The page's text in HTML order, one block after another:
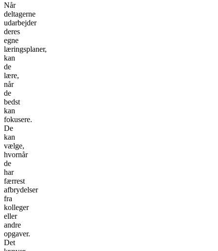
Når
deltagerne
udarbejder
deres
egne
læringsplaner,
kan
de
lære,
når
de
bedst
kan
fokusere.
De
kan
vælge,
hvornår
de
har
færrest
afbrydelser
fra
kolleger
eller
andre
opgaver.
Det